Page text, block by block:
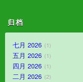
归档
七月 2026 1
五月 2026 1
四月 2026 1
二月 2026 2